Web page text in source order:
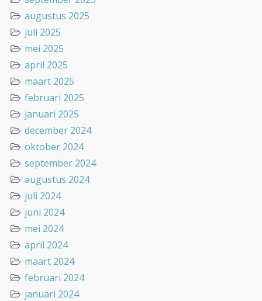
augustus 2025
juli 2025
mei 2025
april 2025
maart 2025
februari 2025
januari 2025
december 2024
oktober 2024
september 2024
augustus 2024
juli 2024
juni 2024
mei 2024
april 2024
maart 2024
februari 2024
januari 2024